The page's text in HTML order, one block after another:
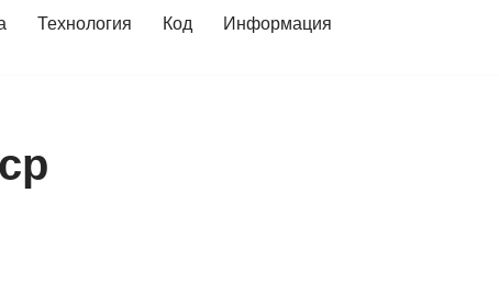
Технология Код
Информация